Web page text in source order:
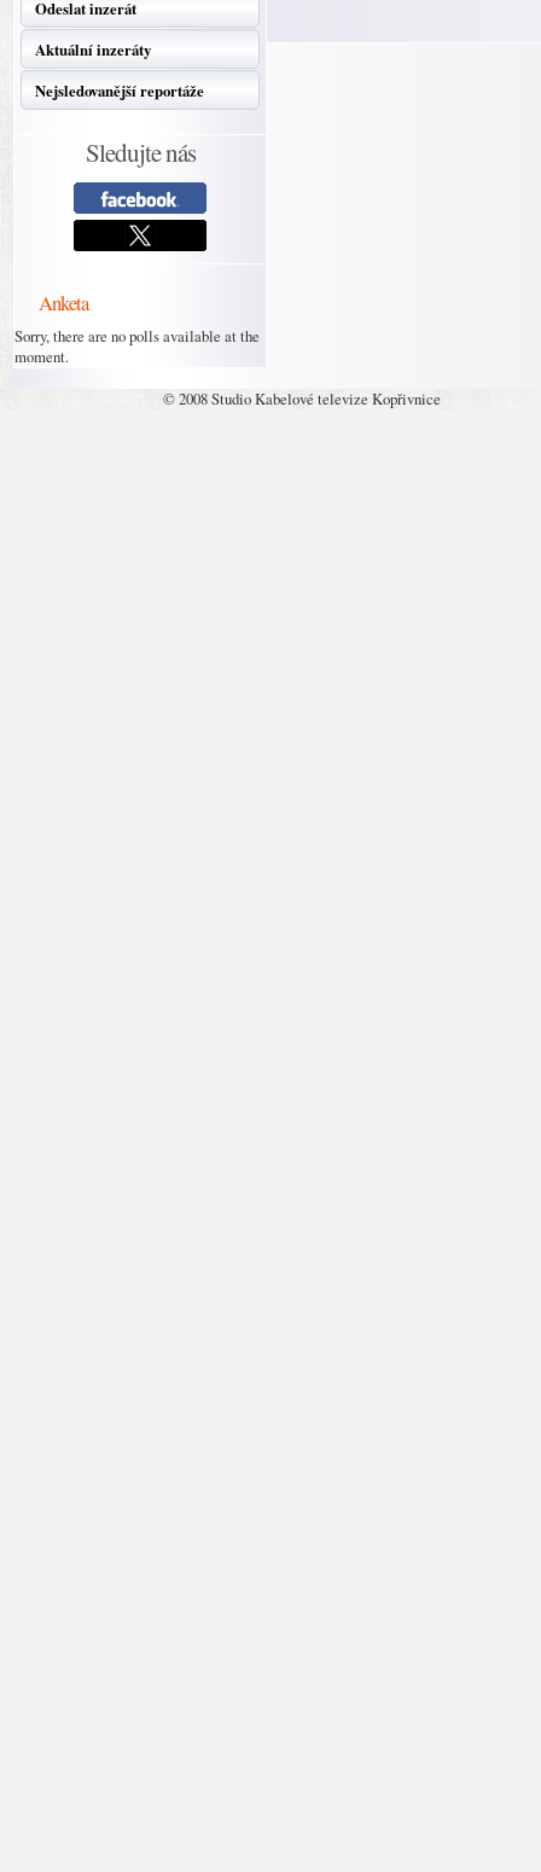
Odeslat inzerát
Aktuální inzeráty
Nejsledovanější reportáže
Sledujte nás
Anketa
Sorry, there are no polls available at the
moment.
© 2008 Studio Kabelové televize Kopřivnice